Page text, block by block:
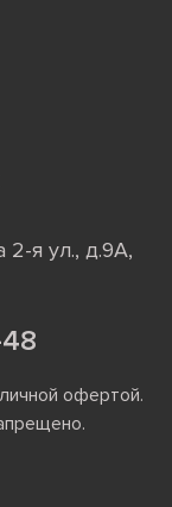
2-я ул., д.9А,
офертой.